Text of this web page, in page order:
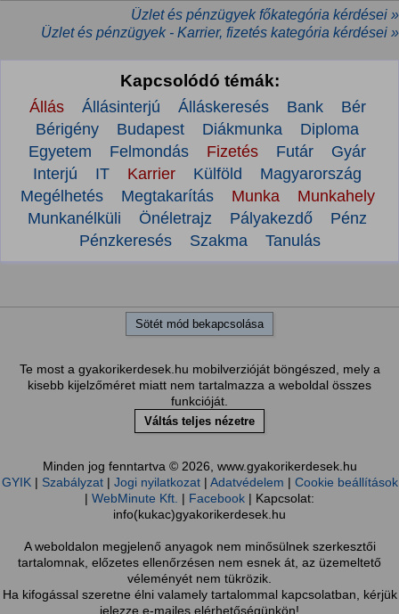
Üzlet és pénzügyek főkategória kérdései »
Üzlet és pénzügyek - Karrier, fizetés kategória kérdései »
Kapcsolódó témák:
Állás Állásinterjú Álláskeresés Bank
Bér
Bérigény
Budapest Diákmunka
Diploma
Egyetem
Felmondás Fizetés Futár
Gyár
Interjú
IT Karrier Külföld
Magyarország
Megélhetés
Megtakarítás Munka
Munkahely
Munkanélküli
Önéletrajz Pályakezdő
Pénz
Pénzkeresés
Szakma Tanulás
Sötét mód bekapcsolása
Te most a gyakorikerdesek.hu mobilverzióját böngészed, mely a
kisebb kijelzőméret miatt nem tartalmazza a weboldal összes
funkcióját.
Váltás teljes nézetre
Minden jog fenntartva © 2026, www.gyakorikerdesek.hu
GYIK| Szabályzat| Jogi nyilatkozat| Adatvédelem | Cookie beállítások
| WebMinute Kft. | Facebook | Kapcsolat:
info(kukac)gyakorikerdesek.hu
A weboldalon megjelenő anyagok nem minősülnek szerkesztői
tartalomnak, előzetes ellenőrzésen nem esnek át, az üzemeltető
véleményét nem tükrözik.
Ha kifogással szeretne élni valamely tartalommal kapcsolatban, kérjük
jelezze e-mailes elérhetőségünkön!